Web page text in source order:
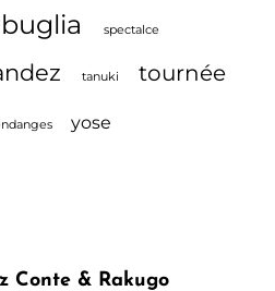
spectalce
tanuki tournée
yose
Conte & Rakugo